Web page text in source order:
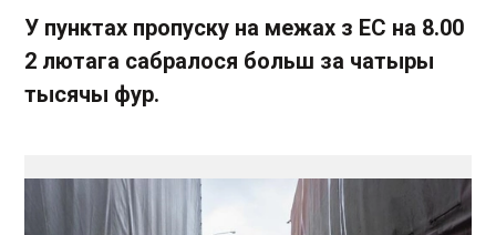
У пунктах пропуску на межах з ЕС на 8.00
2 лютага сабралося больш за чатыры
тысячы фур.